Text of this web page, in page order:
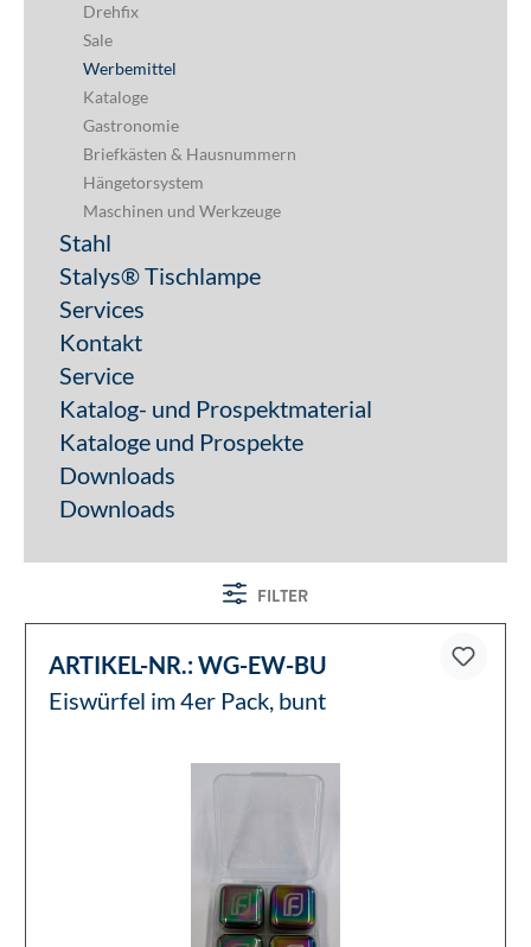
Drehfix
Sale
Werbemittel
Kataloge
Gastronomie
Briefkästen & Hausnummern
Hängetorsystem
Maschinen und Werkzeuge
Stahl
Stalys® Tischlampe
Services
Kontakt
Service
Katalog- und Prospektmaterial
Kataloge und Prospekte
Downloads
Downloads
FILTER
ARTIKEL-NR.:WG-EW-BU
Eiswürfel im 4er Pack, bunt